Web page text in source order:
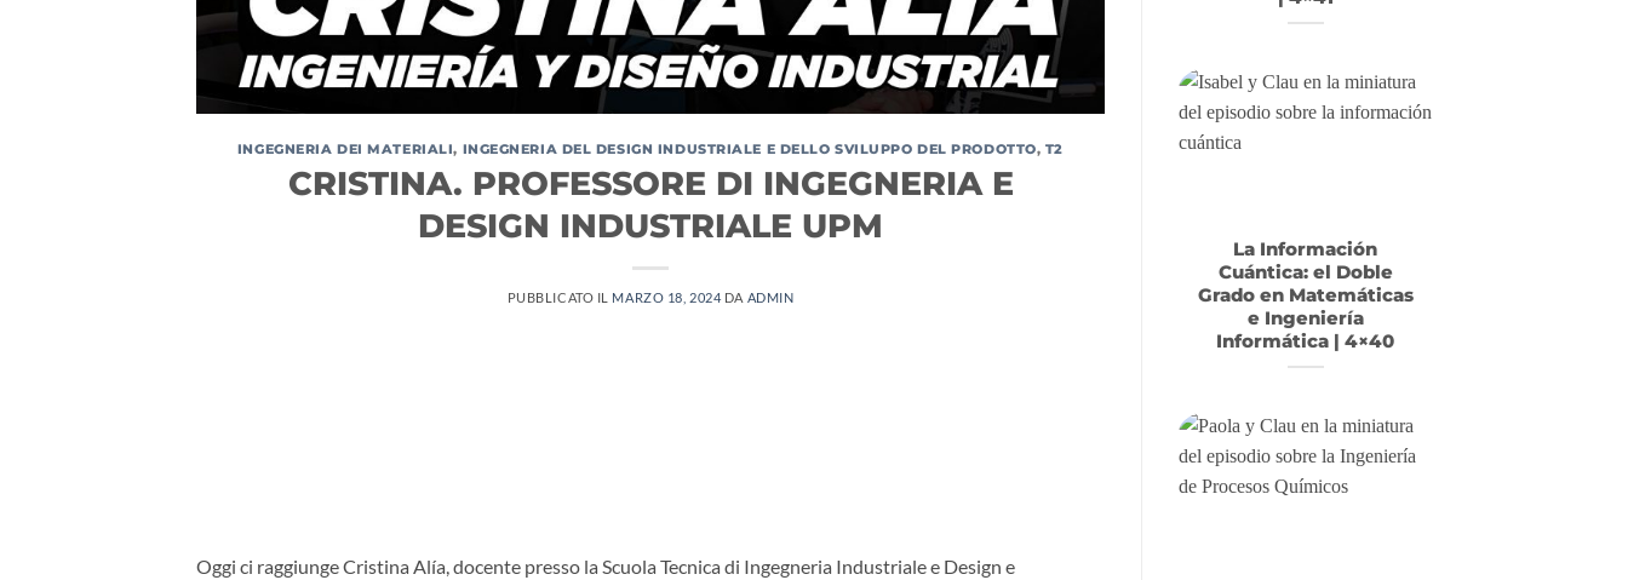
INGEGNERIA DEI MATERIALI, INGEGNERIA DEL DESIGN INDUSTRIALE E DELLO SVILUPPO DEL PRODOTTO, T2
CRISTINA. PROFESSORE DI INGEGNERIA E
DESIGN INDUSTRIALE UPM
PUBBLICATO IL MARZO 18, 2024 DA ADMIN
Oggi ci raggiunge Cristina Alía, docente presso la Scuola Tecnica di Ingegneria Industriale e Design e
La Información
Cuántica: el Doble
Grado en Matemáticas
e Ingeniería
Informática | 4×40